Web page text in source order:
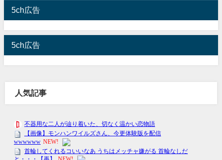
5ch広告
5ch広告
人気記事